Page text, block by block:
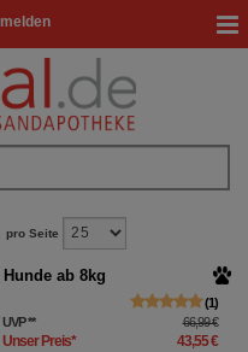
pro Seite
ab 8kg
1
UVP** 66,99 €
Unser Preis* 43,55 €